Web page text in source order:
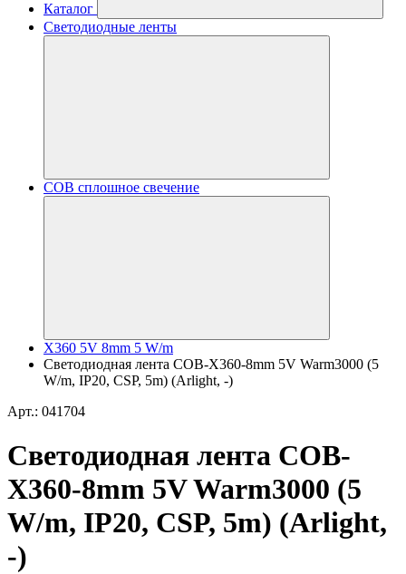
Каталог
Светодиодные ленты
COB сплошное свечение
X360 5V 8mm 5 W/m
Светодиодная лента COB-X360-8mm 5V Warm3000 (5
W/m, IP20, CSP, 5m) (Arlight, -)
Арт.: 041704
Светодиодная лента COB-
X360-8mm 5V Warm3000 (5
W/m, IP20, CSP, 5m) (Arlight,
-)